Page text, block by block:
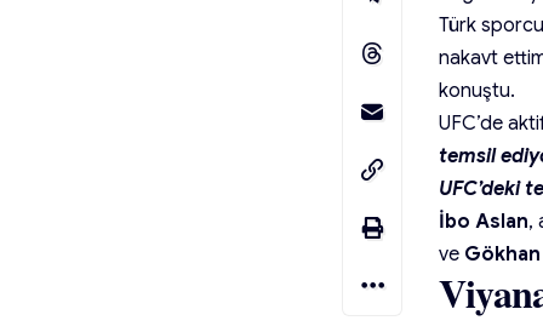
Türk
nakavt
konuştu.
UFC’de
temsil
UFC’deki
İbo Aslan,
ve Gökhan